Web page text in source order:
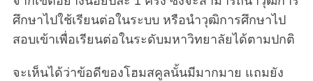
ศึกษาไปใช้เรียนต่อในระบบ หรือนำวุฒิการศึกษาไป
สอบเข้าเพื่อเรียนต่อในระดับมหาวิทยาลัยได้ตามปกติ
จะเห็นได้ว่าข้อดีของโฮมสคูลนั้นมีมากมาย แถมยัง
: